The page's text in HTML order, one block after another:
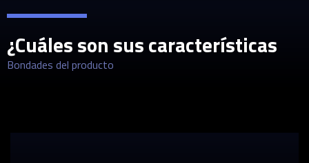
¿Cuáles son sus características
Bondades del producto